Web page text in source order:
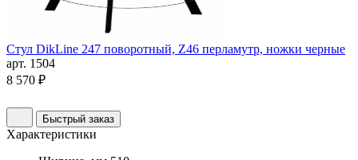
Стул DikLine 247 поворотный, Z46 перламутр, ножки черные
арт. 1504
8 570 ₽
Быстрый заказ
Характеристики